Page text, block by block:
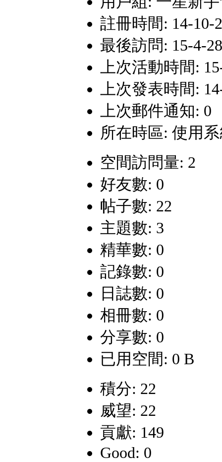
註冊時間: 14-10-
最後訪問: 15-4-
上次活動時間:
上次發表時間:
上次郵件通知: 0
所在時區: 使用
空間訪問量: 2
好友數: 0
帖子數: 22
主題數: 3
精華數: 0
記錄數: 0
日誌數: 0
相冊數: 0
分享數: 0
已用空間: 0 B
積分: 22
威望: 22
貢獻: 149
Good: 0